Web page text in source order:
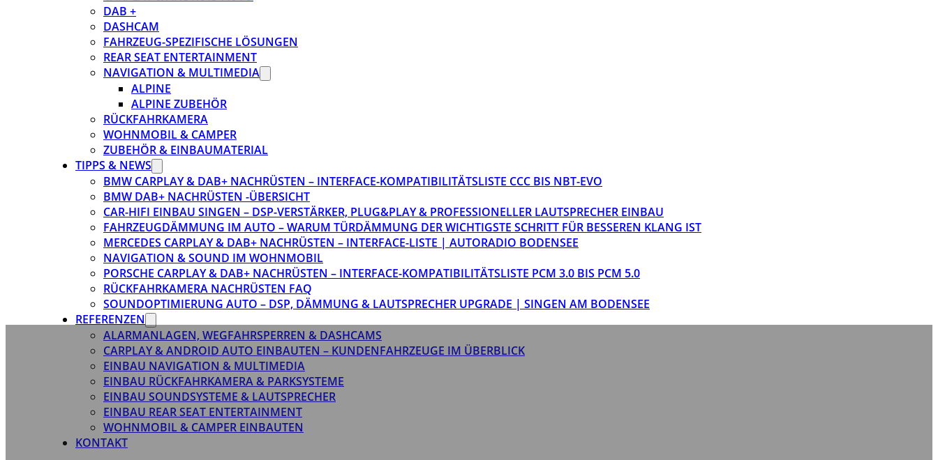
DAB +
DASHCAM
FAHRZEUG-SPEZIFISCHE LÖSUNGEN
REAR SEAT ENTERTAINMENT
NAVIGATION & MULTIMEDIA
ALPINE
ALPINE ZUBEHÖR
RÜCKFAHRKAMERA
WOHNMOBIL & CAMPER
ZUBEHÖR & EINBAUMATERIAL
TIPPS & NEWS
BMW CARPLAY & DAB+ NACHRÜSTEN – INTERFACE-KOMPATIBILITÄTSLISTE CCC BIS NBT-EVO
BMW DAB+ NACHRÜSTEN -ÜBERSICHT
CAR-HIFI EINBAU SINGEN – DSP-VERSTÄRKER, PLUG&PLAY & PROFESSIONELLER LAUTSPRECHER EINBAU
FAHRZEUGDÄMMUNG IM AUTO – WARUM TÜRDÄMMUNG DER WICHTIGSTE SCHRITT FÜR BESSEREN KLANG IST
MERCEDES CARPLAY & DAB+ NACHRÜSTEN – INTERFACE-LISTE | AUTORADIO BODENSEE
NAVIGATION & SOUND IM WOHNMOBIL
PORSCHE CARPLAY & DAB+ NACHRÜSTEN – INTERFACE-KOMPATIBILITÄTSLISTE PCM 3.0 BIS PCM 5.0
RÜCKFAHRKAMERA NACHRÜSTEN FAQ
SOUNDOPTIMIERUNG AUTO – DSP, DÄMMUNG & LAUTSPRECHER UPGRADE | SINGEN AM BODENSEE
REFERENZEN
ALARMANLAGEN, WEGFAHRSPERREN & DASHCAMS
CARPLAY & ANDROID AUTO EINBAUTEN – KUNDENFAHRZEUGE IM ÜBERBLICK
EINBAU NAVIGATION & MULTIMEDIA
EINBAU RÜCKFAHRKAMERA & PARKSYSTEME
EINBAU SOUNDSYSTEME & LAUTSPRECHER
EINBAU REAR SEAT ENTERTAINMENT
WOHNMOBIL & CAMPER EINBAUTEN
KONTAKT